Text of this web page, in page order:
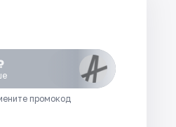
промокод